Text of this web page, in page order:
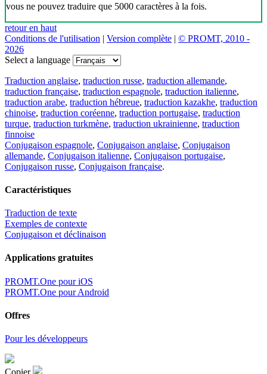
vous ne pouvez traduire que 5000 caractères à la fois.
retour en haut
Conditions de l'utilisation | Version complète | © PROMT, 2010 -
2026
Select a language
Traduction anglaise, traduction russe, traduction allemande,
traduction française, traduction espagnole, traduction italienne,
traduction arabe, traduction hébreue, traduction kazakhe, traduction
chinoise, traduction coréenne, traduction portugaise, traduction
turque, traduction turkmène, traduction ukrainienne, traduction
finnoise
Conjugaison espagnole, Conjugaison anglaise, Conjugaison
allemande, Conjugaison italienne, Conjugaison portugaise,
Conjugaison russe, Conjugaison française.
Caractéristiques
Traduction de texte
Exemples de contexte
Conjugaison et déclinaison
Applications gratuites
PROMT.One pour iOS
PROMT.One pour Android
Offres
Pour les développeurs